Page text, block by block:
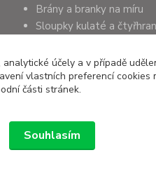
Brány a branky na míru
Sloupky kulaté a
účely a v případě
vlastních preferencí cookies
části stránek.
Souhlasím